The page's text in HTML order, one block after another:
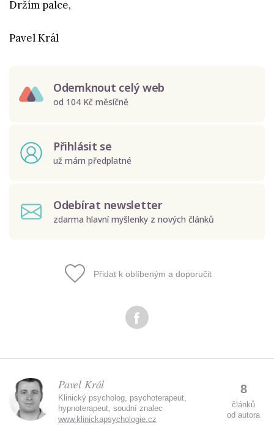
Držím palce,
Pavel Král
Odemknout celý web
od 104 Kč měsíčně
Přihlásit se
už mám předplatné
Odebírat newsletter
zdarma hlavní myšlenky z nových článků
Odeslat
Přidat k oblíbeným a doporučit
Pavel Král
Klinický psycholog, psychoterapeut,
hypnoterapeut, soudní znalec
www.klinickapsychologie.cz
8
článků
od autora